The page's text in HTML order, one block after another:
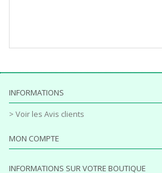
INFORMATIONS
> Voir les Avis clients
MON COMPTE
INFORMATIONS SUR VOTRE BOUTIQUE